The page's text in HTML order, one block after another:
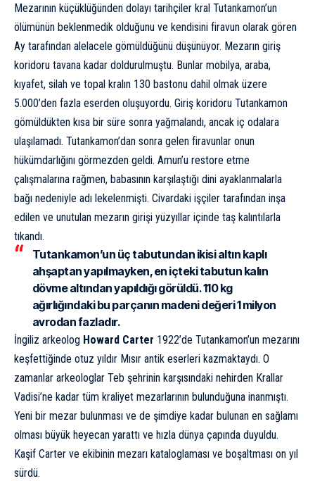
Mezarının küçüklüğünden dolayı tarihçiler kral Tutankamon’un
ölümünün beklenmedik olduğunu ve kendisini firavun olarak gören
Ay tarafından alelacele gömüldüğünü düşünüyor. Mezarın giriş
koridoru tavana kadar doldurulmuştu. Bunlar mobilya, araba,
kıyafet, silah ve topal kralın 130 bastonu dahil olmak üzere
5.000’den fazla eserden oluşuyordu. Giriş koridoru Tutankamon
gömüldükten kısa bir süre sonra yağmalandı, ancak iç odalara
ulaşılamadı. Tutankamon’dan sonra gelen firavunlar onun
hükümdarlığını görmezden geldi. Amun’u restore etme
çalışmalarına rağmen, babasının karşılaştığı dini ayaklanmalarla
bağı nedeniyle adı lekelenmişti. Civardaki işçiler tarafından inşa
edilen ve unutulan mezarın girişi yüzyıllar içinde taş kalıntılarla
tıkandı.
Tutankamon’un üç tabutundan ikisi altın kaplı
ahşaptan yapılmayken, en içteki tabutun kalın
dövme altından yapıldığı görüldü. 110 kg
ağırlığındaki bu parçanın madeni değeri 1 milyon
avrodan fazladır.
İngiliz arkeolog Howard Carter 1922’de Tutankamon’un mezarını
keşfettiğinde otuz yıldır Mısır antik eserleri kazmaktaydı. O
zamanlar arkeologlar Teb şehrinin karşısındaki nehirden Krallar
Vadisi’ne kadar tüm kraliyet mezarlarının bulunduğuna inanmıştı.
Yeni bir mezar bulunması ve de şimdiye kadar bulunan en sağlamı
olması büyük heyecan yarattı ve hızla dünya çapında duyuldu.
Kaşif Carter ve ekibinin mezarı kataloglaması ve boşaltması on yıl
sürdü.